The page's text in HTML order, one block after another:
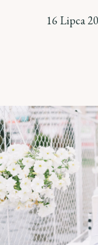
16 Lipca